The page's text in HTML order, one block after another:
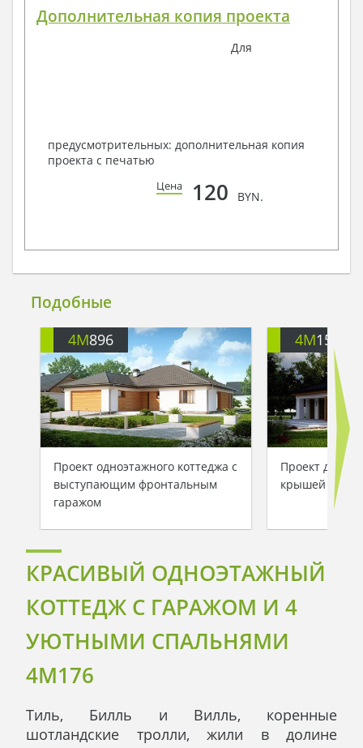
Дополнительная копия проекта
Для
предусмотрительных: дополнительная копия
проекта с печатью
Цена 120 BYN.
Подобные
4M896
Проект одноэтажного коттеджа с
выступающим фронтальным
гаражом
4M154
Проект дома
крышей и
КРАСИВЫЙ ОДНОЭТАЖНЫЙ
КОТТЕДЖ С ГАРАЖОМ И 4
УЮТНЫМИ СПАЛЬНЯМИ
4M176
Тиль, Билль и Вилль, коренные
шотландские тролли, жили в долине